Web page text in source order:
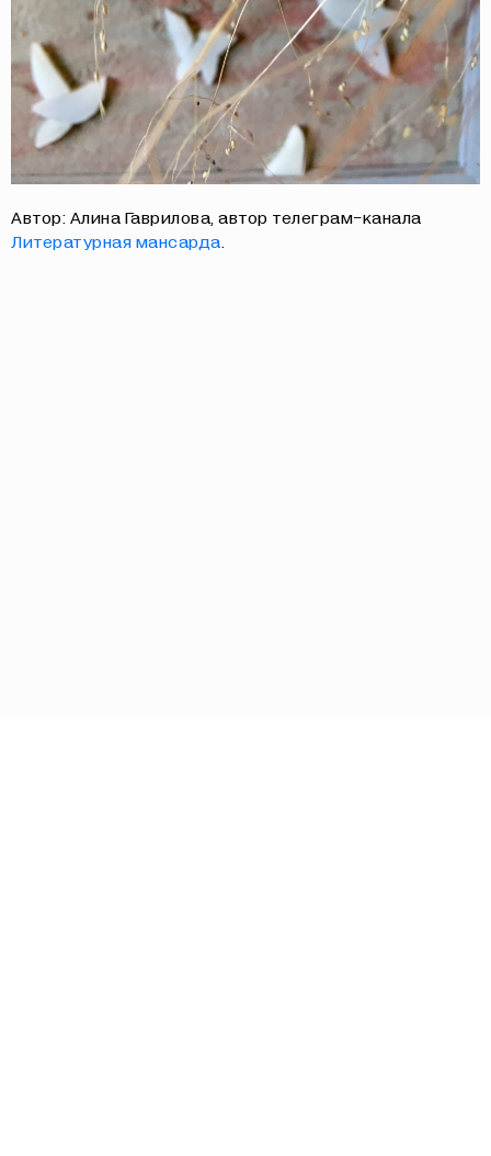
Автор: Алина Гаврилова, автор телеграм-канала
Литературная мансарда.